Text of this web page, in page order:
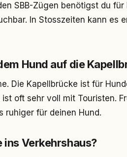
SBB-Zügen benötigst du
In Stosszeiten kann es
Hund auf die
Die Kapellbrücke ist für
ist oft sehr voll mit Touristen.
ruhiger für deinen Hund.
ins Verkehrshaus?